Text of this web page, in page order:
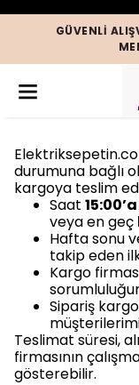
GÜVENLI
durumuna bağlı
kargoya teslim
Saat
veya en geç
Hafta sonu
takip eden
Kargo
Sipariş
Teslimat süresi,
firmasının
gösterebilir.